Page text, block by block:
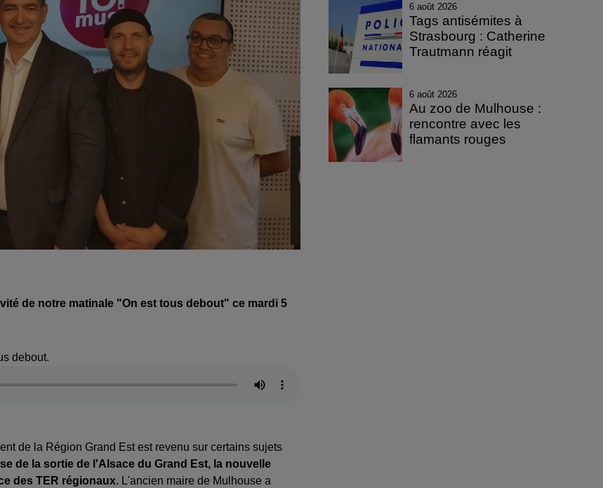
de notre matinale "On est tous debout" ce mardi 5
debout.
de la Région Grand Est est revenu sur certains sujets
de la sortie de l'Alsace du Grand Est, la nouvelle
des TER régionaux. L'ancien maire de Mulhouse a
6 août 2026
Tags antisémites à
Strasbourg : Catherine
Trautmann réagit
6 août 2026
Au zoo de Mulhouse :
rencontre avec les
flamants rouges